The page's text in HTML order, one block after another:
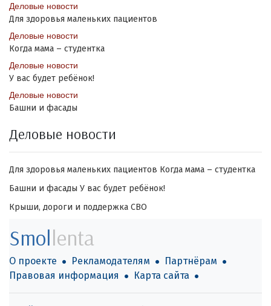
Деловые новости
Для здоровья маленьких пациентов
Деловые новости
Когда мама – студентка
Деловые новости
У вас будет ребёнок!
Деловые новости
Башни и фасады
Деловые новости
Для здоровья маленьких пациентов Когда мама – студентка
Башни и фасады У вас будет ребёнок!
Крыши, дороги и поддержка СВО
Smollenta
О проекте Рекламодателям
Партнёрам
Правовая информация
Карта сайта